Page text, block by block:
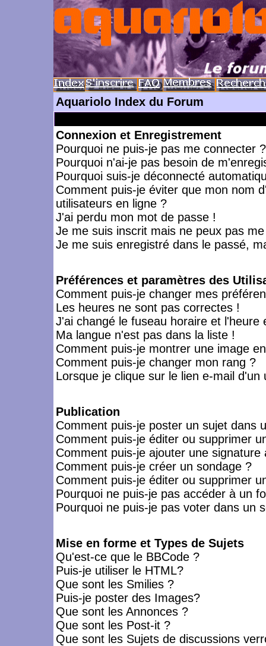
Aquariolo Index du Forum
Connexion et Enregistrement
Pourquoi ne puis-je pas me connecter ?
Pourquoi n'ai-je pas besoin de
Pourquoi suis-je déconnecté
Comment puis-je éviter que mon nom
utilisateurs en ligne ?
J'ai perdu mon mot de passe !
Je me suis inscrit mais ne peux pas
Je me suis enregistré dans le passé,
Préférences et paramètres des
Comment puis-je changer mes
Les heures ne sont pas correctes !
J'ai changé le fuseau horaire et l'heure
Ma langue n'est pas dans la liste !
Comment puis-je montrer une image
Comment puis-je changer mon rang ?
Lorsque je clique sur le lien e-mail
Publication
Comment puis-je poster un sujet dans
Comment puis-je éditer ou supprimer
Comment puis-je ajouter une signature
Comment puis-je créer un sondage ?
Comment puis-je éditer ou supprimer
Pourquoi ne puis-je pas accéder à un
Pourquoi ne puis-je pas voter dans un
Mise en forme et Types de Sujets
Qu'est-ce que le BBCode ?
Puis-je utiliser le HTML?
Que sont les Smilies ?
Puis-je poster des Images?
Que sont les Annonces ?
Que sont les Post-it ?
Que sont les Sujets de discussions